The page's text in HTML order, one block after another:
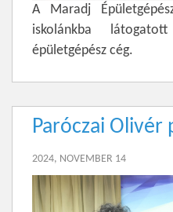
A Maradj
iskolánkba
épületgépész cég.
Paróczai Olivér
2024, NOVEMBER 14